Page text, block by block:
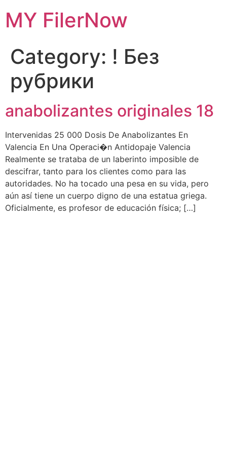
content
MY FilerNow
Category: ! Без
рубрики
anabolizantes originales 18
Intervenidas 25 000 Dosis De Anabolizantes En
Valencia En Una Operaci�n Antidopaje Valencia
Realmente se trataba de un laberinto imposible de
descifrar, tanto para los clientes como para las
autoridades. No ha tocado una pesa en su vida, pero
aún así tiene un cuerpo digno de una estatua griega.
Oficialmente, es profesor de educación física; […]